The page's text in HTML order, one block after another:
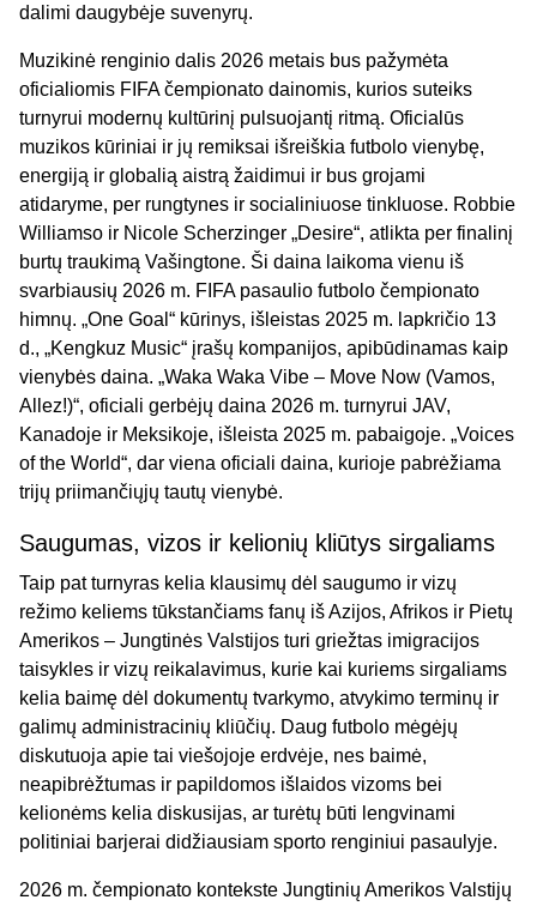
dalimi daugybėje suvenyrų.
Muzikinė renginio dalis 2026 metais bus pažymėta
oficialiomis FIFA čempionato dainomis, kurios suteiks
turnyrui modernų kultūrinį pulsuojantį ritmą. Oficialūs
muzikos kūriniai ir jų remiksai išreiškia futbolo vienybę,
energiją ir globalią aistrą žaidimui ir bus grojami
atidaryme, per rungtynes ir socialiniuose tinkluose. Robbie
Williamso ir Nicole Scherzinger „Desire“, atlikta per finalinį
burtų traukimą Vašingtone. Ši daina laikoma vienu iš
svarbiausių 2026 m. FIFA pasaulio futbolo čempionato
himnų. „One Goal“ kūrinys, išleistas 2025 m. lapkričio 13
d., „Kengkuz Music“ įrašų kompanijos, apibūdinamas kaip
vienybės daina. „Waka Waka Vibe – Move Now (Vamos,
Allez!)“, oficiali gerbėjų daina 2026 m. turnyrui JAV,
Kanadoje ir Meksikoje, išleista 2025 m. pabaigoje. „Voices
of the World“, dar viena oficiali daina, kurioje pabrėžiama
trijų priimančiųjų tautų vienybė.
Saugumas, vizos ir kelionių kliūtys sirgaliams
Taip pat turnyras kelia klausimų dėl saugumo ir vizų
režimo keliems tūkstančiams fanų iš Azijos, Afrikos ir Pietų
Amerikos – Jungtinės Valstijos turi griežtas imigracijos
taisykles ir vizų reikalavimus, kurie kai kuriems sirgaliams
kelia baimę dėl dokumentų tvarkymo, atvykimo terminų ir
galimų administracinių kliūčių. Daug futbolo mėgėjų
diskutuoja apie tai viešojoje erdvėje, nes baimė,
neapibrėžtumas ir papildomos išlaidos vizoms bei
kelionėms kelia diskusijas, ar turėtų būti lengvinami
politiniai barjerai didžiausiam sporto renginiui pasaulyje.
2026 m. čempionato kontekste Jungtinių Amerikos Valstijų